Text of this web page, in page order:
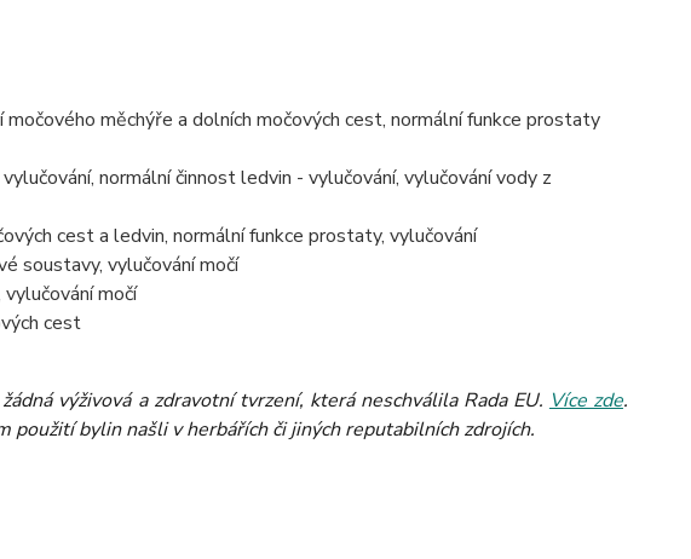
měchýře a dolních močových cest, normální funkce prostaty
normální činnost ledvin - vylučování, vylučování vody z
cest a ledvin, normální funkce prostaty, vylučování
soustavy, vylučování močí
močí
cest
výživová a zdravotní tvrzení, která neschválila Rada EU. Více zde.
použití bylin našli v herbářích či jiných reputabilních zdrojích.